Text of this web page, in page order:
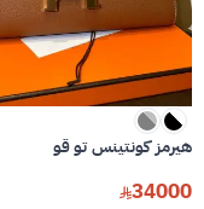
هيرمز كونتينس تو قو
34000